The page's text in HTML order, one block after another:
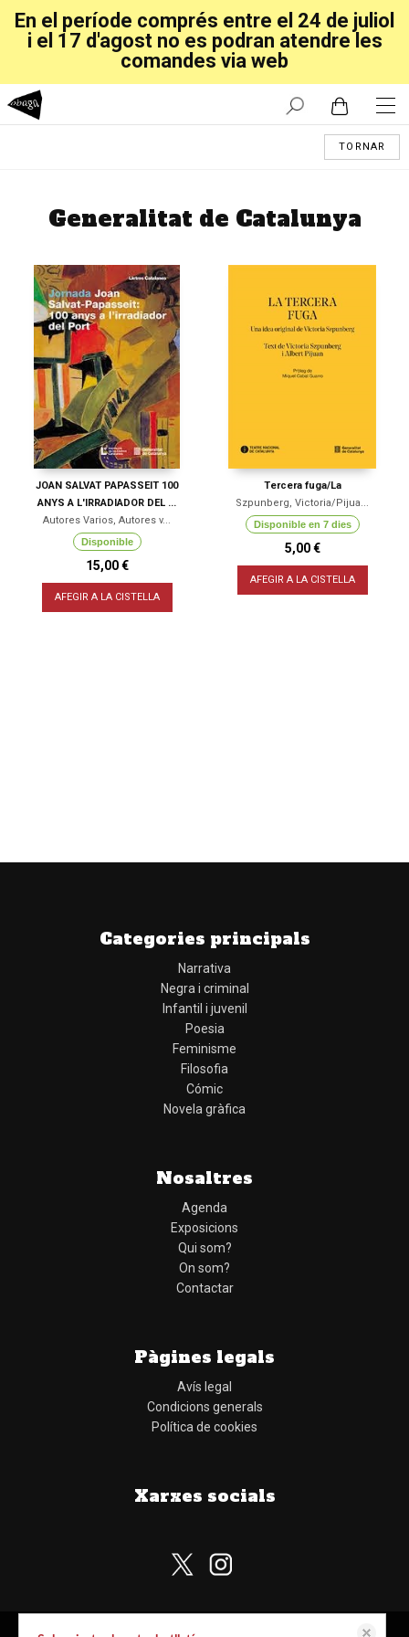
En el període comprés entre el 24 de juliol
i el 17 d'agost no es podran atendre les
comandes via web
TORNAR
Generalitat de Catalunya
JOAN SALVAT PAPASSEIT 100
ANYS A L'IRRADIADOR DEL ...
Autores Varios, Autores v...
Disponible
15,00 €
AFEGIR A LA CISTELLA
Tercera fuga/La
Szpunberg, Victoria/Pijua...
Disponible en 7 dies
5,00 €
AFEGIR A LA CISTELLA
Categories principals
Narrativa
Negra i criminal
Infantil i juvenil
Poesia
Feminisme
Filosofia
Cómic
Novela gràfica
Nosaltres
Agenda
Exposicions
Qui som?
On som?
Contactar
Pàgines legals
Avís legal
Condicions generals
Política de cookies
Xarxes socials